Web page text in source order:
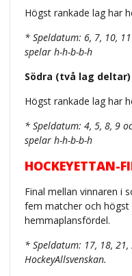
Högst rankade lag har
* Speldatum: 6, 7, 10,
spelar h-h-b-b-h
Södra (två lag deltar)
Högst rankade lag har
* Speldatum: 4, 5, 8, 9
spelar h-h-b-b-h
HOCKEYETTAN-
Final mellan vinnaren i
fem matcher och högst
hemmaplansfördel.
* Speldatum: 17, 18,
HockeyAllsvenskan.